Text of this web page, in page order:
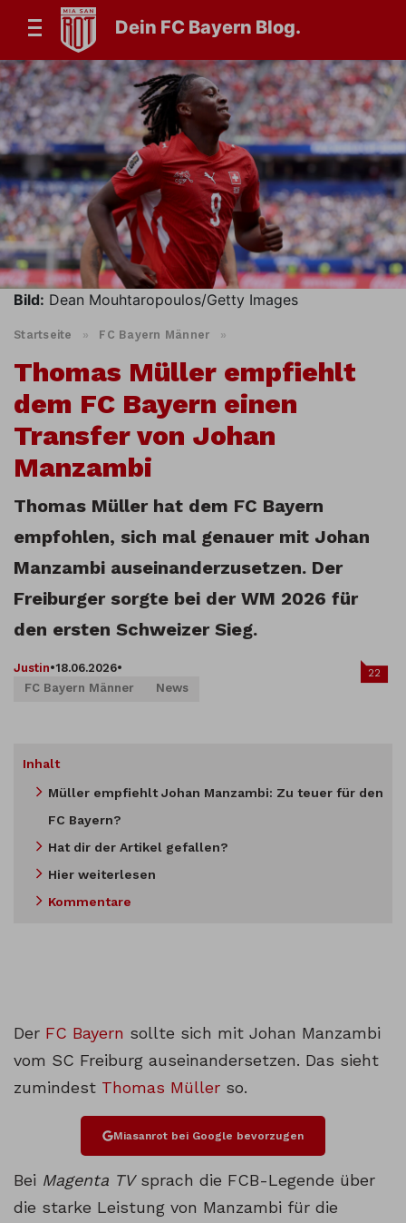
Dein FC Bayern Blog.
Bild: Dean Mouhtaropoulos/Getty Images
Startseite » FC Bayern Männer »
Thomas Müller empfiehlt
dem FC Bayern einen
Transfer von Johan
Manzambi
Thomas Müller hat dem FC Bayern
empfohlen, sich mal genauer mit Johan
Manzambi auseinanderzusetzen. Der
Freiburger sorgte bei der WM 2026 für
den ersten Schweizer Sieg.
Justin•18.06.2026•
FC Bayern Männer
News
22
Inhalt
Müller empfiehlt Johan Manzambi: Zu teuer für den
FC Bayern?
Hat dir der Artikel gefallen?
Hier weiterlesen
Kommentare
Der FC Bayern sollte sich mit Johan Manzambi
vom SC Freiburg auseinandersetzen. Das sieht
zumindest Thomas Müller so.
Miasanrot bei Google bevorzugen
Bei Magenta TVsprach die FCB-Legende über
die starke Leistung von Manzambi für die